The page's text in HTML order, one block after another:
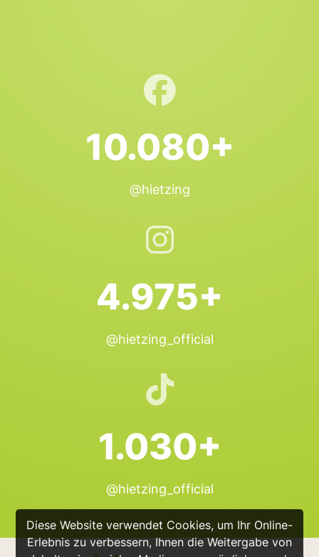
Diese Website verwendet Cookies, um Ihr Online-
Erlebnis zu verbessern, Ihnen die Weitergabe von
10.080+
@hietzing
4.975+
@hietzing_official
1.030+
@hietzing_official